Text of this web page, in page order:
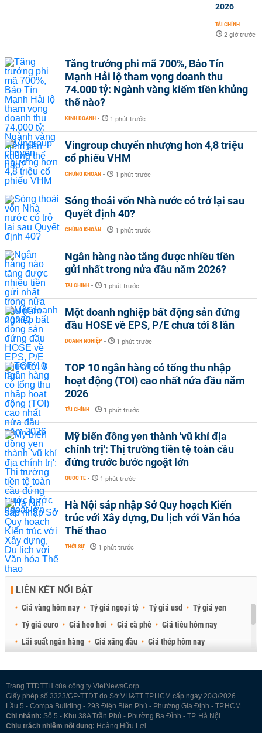
2026
TÀI CHÍNH -
2 giờ trước
Tăng trưởng phi mã 700%, Bảo Tín
Mạnh Hải lộ tham vọng doanh thu
74.000 tỷ: Ngành vàng kiếm tiền khủng
thế nào?
KINH DOANH - 1 phút trước
Vingroup chuyển nhượng hơn 4,8 triệu
cổ phiếu VHM
CHỨNG KHOÁN - 1 phút trước
Sóng thoái vốn Nhà nước có trở lại sau
Quyết định 40?
CHỨNG KHOÁN - 1 phút trước
Ngân hàng nào tăng được nhiều tiền
gửi nhất trong nửa đầu năm 2026?
TÀI CHÍNH - 1 phút trước
Một doanh nghiệp bất động sản đứng
đầu HOSE về EPS, P/E chưa tới 8 lần
DOANH NGHIỆP - 1 phút trước
TOP 10 ngân hàng có tổng thu nhập
hoạt động (TOI) cao nhất nửa đầu năm
2026
TÀI CHÍNH - 1 phút trước
Mỹ biến đồng yen thành 'vũ khí địa
chính trị': Thị trường tiền tệ toàn cầu
đứng trước bước ngoặt lớn
QUỐC TẾ - 1 phút trước
Hà Nội sáp nhập Sở Quy hoạch Kiến
trúc với Xây dựng, Du lịch với Văn hóa
Thể thao
THỜI SỰ - 1 phút trước
LIÊN KẾT NỔI BẬT
Giá vàng hôm nay Tỷ giá ngoại tệ Tỷ giá usd
Tỷ giá yen
Tỷ giá euro
Giá heo hơi Giá cà phê
Giá tiêu hôm nay
Lãi suất ngân hàng
Giá xăng dầu
Giá thép hôm nay
Trang TTĐTTH của công ty VietNewsCorp
Giấy phép số 3323/GP-TTĐT do Sở VH&TT TP.HCM cấp ngày 20/3/2026
Lầu 5 - Compa Building - 293 Điện Biên Phủ - Phường Gia Định - TP.HCM
Chi nhánh: Số 5 - Khu 38A Trần Phú - Phường Ba Đình - TP. Hà Nội
Chịu trách nhiệm nội dung: Hoàng Hữu Lợi